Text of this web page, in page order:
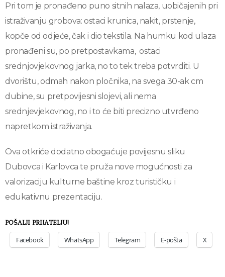
Pri tom je pronađeno puno sitnih nalaza, uobičajenih pri
istraživanju grobova: ostaci krunica, nakit, prstenje,
kopče od odjeće, čak i dio tekstila. Na humku kod ulaza
pronađeni su, po pretpostavkama, ostaci
srednjovjekovnog jarka, no to tek treba potvrditi. U
dvorištu, odmah nakon pločnika, na svega 30-ak cm
dubine, su pretpovijesni slojevi, ali nema
srednjevjekovnog, no i to će biti precizno utvrđeno
napretkom istraživanja.
Ova otkriće dodatno obogaćuje povijesnu sliku
Dubovca i Karlovca te pruža nove mogućnosti za
valorizaciju kulturne baštine kroz turističku i
edukativnu prezentaciju.
POŠALJI PRIJATELJU!
Facebook WhatsApp Telegram E-pošta X